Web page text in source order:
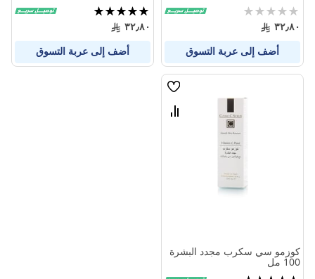
Rating:
0%
٣٢٫٨٠
أضف إلى عربة التسوق
تقييم:
100%
٣٢٫٨٠
أضف إلى عربة التسوق
قائمة
قارن
كوزمو سي سكرب مجدد البشرة
100 مل